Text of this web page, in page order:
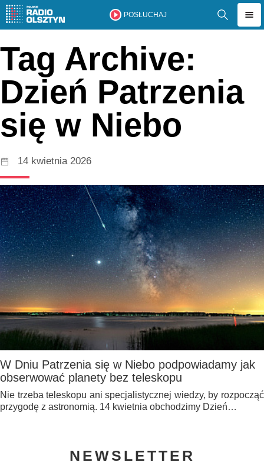
POSŁUCHAJ
Tag Archive:
Dzień Patrzenia
się w Niebo
14 kwietnia 2026
W Dniu Patrzenia się w Niebo podpowiadamy jak
obserwować planety bez teleskopu
Nie trzeba teleskopu ani specjalistycznej wiedzy, by rozpocząć
przygodę z astronomią. 14 kwietnia obchodzimy Dzień…
NEWSLETTER